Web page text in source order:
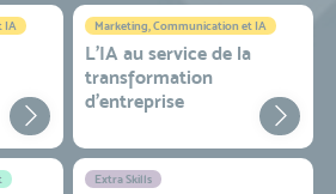
IA Marketing, Communication et IA
L'IA au service de la
transformation
d'entreprise
Extra Skills